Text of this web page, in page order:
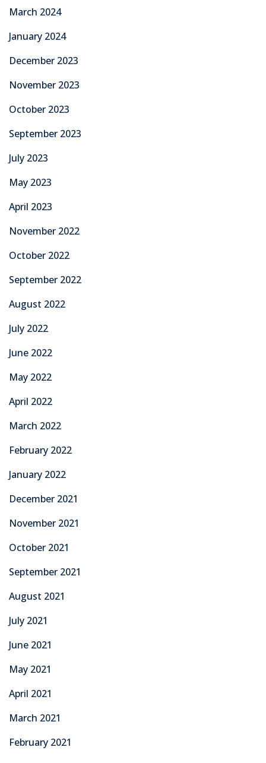
March 2024
January 2024
December 2023
November 2023
October 2023
September 2023
July 2023
May 2023
April 2023
November 2022
October 2022
September 2022
August 2022
July 2022
June 2022
May 2022
April 2022
March 2022
February 2022
January 2022
December 2021
November 2021
October 2021
September 2021
August 2021
July 2021
June 2021
May 2021
April 2021
March 2021
February 2021